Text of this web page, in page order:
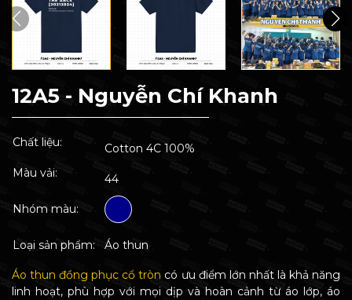
12A5 - Nguyễn Chí Khanh
Chất liệu:
Cotton 4C 100%
Màu vải:
44
Nhóm màu:
Loại sản phẩm: Áo thun
Áo thun đồng phục cổ tròn có ưu điểm lớn nhất là khả năng
linh hoạt, phù hợp với mọi dịp và hoàn cảnh từ áo lớp, áo